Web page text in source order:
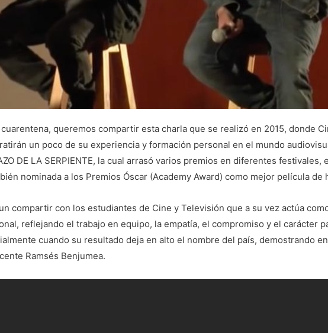
queremos compartir esta charla que se realizó en 2015, donde
un poco de su experiencia y formación personal en el mundo
DE LA SERPIENTE, la cual arrasó varios premios en diferentes
nominada a los Premios Óscar (Academy Award) como mejor película de
compartir con los estudiantes de Cine y Televisión que a su vez actúa
reflejando el trabajo en equipo, la empatía, el compromiso y el carácter
cuando su resultado deja en alto el nombre del país, demostrando
Ramsés Benjumea.